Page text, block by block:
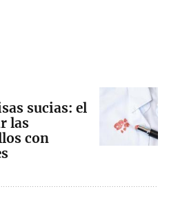
sucias: el
las
con